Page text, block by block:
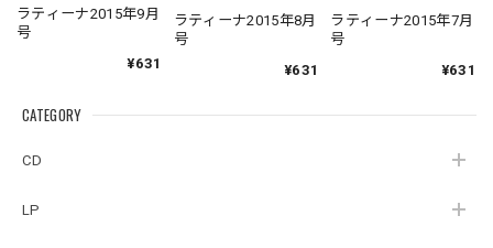
CATEGORY
CD
LP
ラティーナ2015年9月
号
¥631
ラティーナ2015年8月
号
¥631
ラティーナ2015年7月
号
¥631